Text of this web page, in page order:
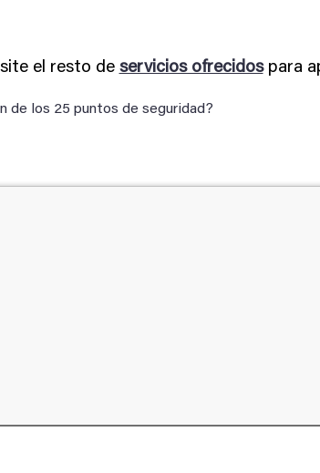
el resto de servicios ofrecidospara
de los 25 puntos de seguridad?